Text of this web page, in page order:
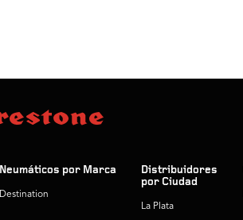
Neumáticos por Marca
Destination
Distribuidores
por Ciudad
La Plata